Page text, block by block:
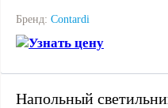
Бренд: Contardi
Узнать цену
Напольный